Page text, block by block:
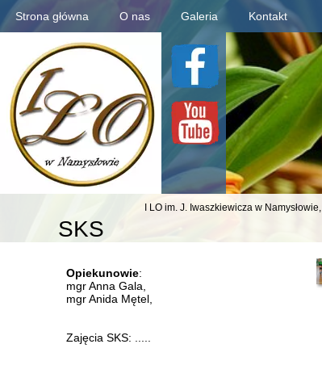
SKS
Opiekunowie:
mgr Anna Gala,
mgr Anida Mętel,
Zajęcia SKS: .....
Strona główna O nas Galeria Kontakt
I LO im. J. Iwaszkiewicza w Namysłowie,